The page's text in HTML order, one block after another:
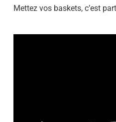
Mettez vos baskets, c’est